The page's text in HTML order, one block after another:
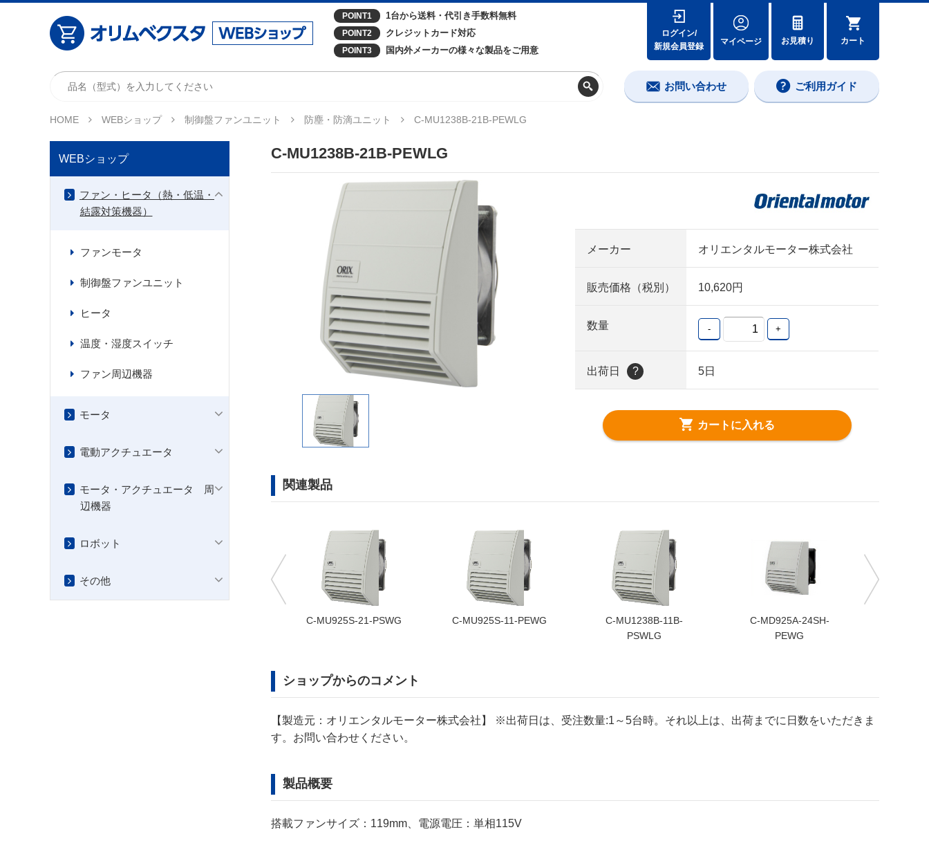
POINT1 1台から送料・代引き手数料無料
POINT2 クレジットカード対応
POINT3 国内外メーカーの様々な製品をご用意
ログイン/
新規会員登録
マイページ お見積り カート
お問い合わせ ご利用ガイド
HOME WEBショップ 制御盤ファンユニット 防塵・防滴ユニット C-MU1238B-21B-PEWLG
C-MU1238B-21B-PEWLG
メーカー オリエンタルモーター株式会社
販売価格（税別） 10,620円
数量 - +
出荷日 ? 5日
カートに入れる
関連製品
C-MU925S-21-PSWG C-MU925S-11-PEWG
C-MU1238B-11B-
PSWLG
C-MD925A-24SH-
PEWG
ショップからのコメント
【製造元：オリエンタルモーター株式会社】 ※出荷日は、受注数量:1～5台時。それ以上は、出荷までに日数をいただきま
す。お問い合わせください。
製品概要
搭載ファンサイズ：119mm、電源電圧：単相115V
WEBショップ
ファン・ヒータ（熱・低温・
結露対策機器）
ファンモータ
制御盤ファンユニット
ヒータ
温度・湿度スイッチ
ファン周辺機器
モータ
電動アクチュエータ
モータ・アクチュエータ 周
辺機器
ロボット
その他